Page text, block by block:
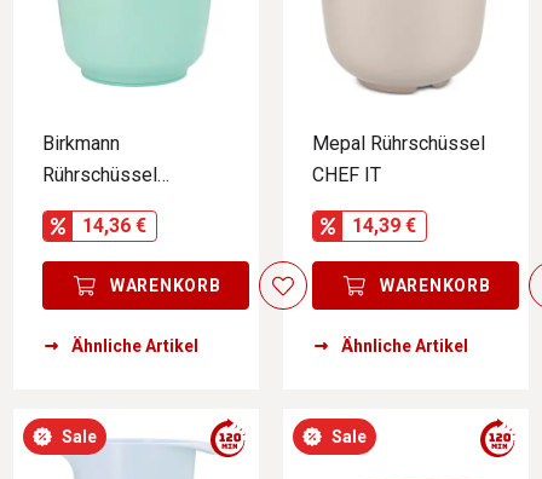
Birkmann
Rührschüssel
COLOUR BOWLS
14,36 €
WARENKORB
Ähnliche Artikel
Mepal Rührschüssel
CHEF IT
14,39 €
WARENKORB
Ähnliche Artikel
Sale Sale